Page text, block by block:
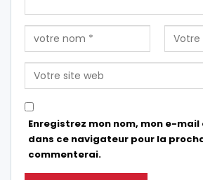
Enregistrez mon nom, mon e-mail
dans ce navigateur pour la
commenterai.